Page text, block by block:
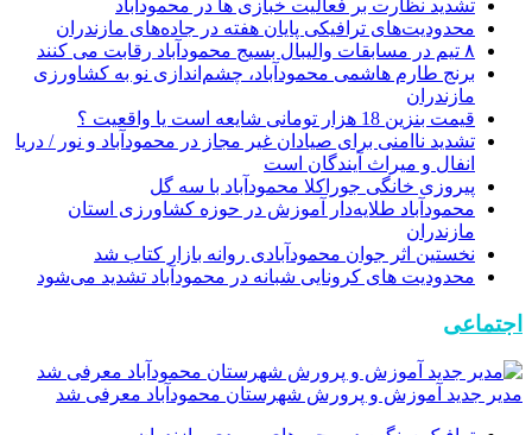
تشدید نظارت بر فعالیت خبازی ها در محمودآباد
محدودیت‌های ترافیکی پایان هفته در جاده‌های مازندران
۸ تیم در مسابقات والیبال بسیج محمودآباد رقابت می کنند
برنج طارم هاشمی محمودآباد، چشم‌اندازی نو به کشاورزی
مازندران
قیمت بنزین 18 هزار تومانی شایعه است یا واقعیت ؟
تشدید ناامنی برای صیادان غیر مجاز در محمودآباد و نور / دریا
انفال و میراث آیندگان است
پیروزی خانگی جوراکلا محمودآباد با سه گل
محمودآباد طلایه‌دار آموزش در حوزه کشاورزی استان
مازندران
نخستین اثر جوان محمودآبادی روانه بازار کتاب شد
محدوديت های كرونايی شبانه در محمودآباد تشديد می‌شود
اجتماعی
مدیر جدید آموزش و پرورش شهرستان محمودآباد معرفی شد